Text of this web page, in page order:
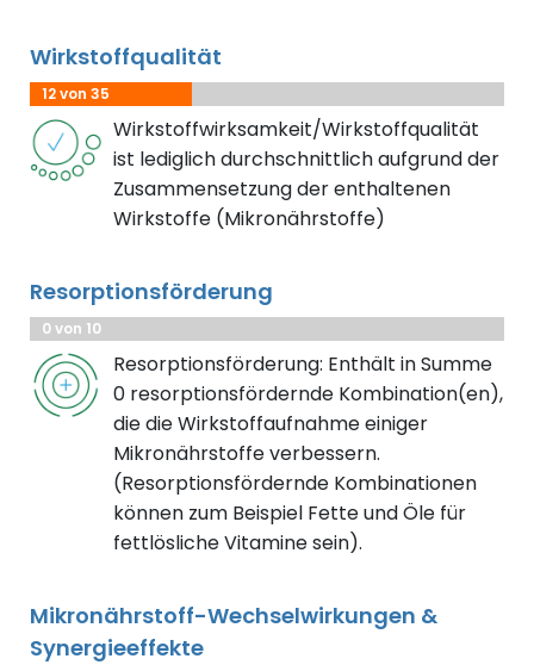
Wirkstoffqualität
12 von 35
Wirkstoffwirksamkeit/Wirkstoffqualität
ist lediglich durchschnittlich aufgrund der
Zusammensetzung der enthaltenen
Wirkstoffe (Mikronährstoffe)
Resorptionsförderung
0 von 10
Resorptionsförderung: Enthält in Summe
0 resorptionsfördernde Kombination(en),
die die Wirkstoffaufnahme einiger
Mikronährstoffe verbessern.
(Resorptionsfördernde Kombinationen
können zum Beispiel Fette und Öle für
fettlösliche Vitamine sein).
Mikronährstoff-Wechselwirkungen &
Synergieeffekte